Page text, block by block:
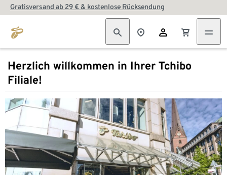
Gratisversand ab 29 € & kostenlose Rücksendung
Herzlich willkommen in Ihrer Tchibo
Filiale!